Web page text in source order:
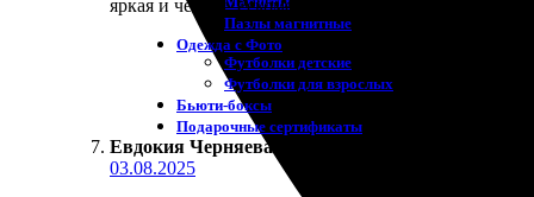
Пазлы магнитные
Одежда с Фото
Футболки детские
Футболки для взрослых
Бьюти-боксы
Подарочные сертификаты
яркая и четкая. Рекомендую!
Евдокия Черняева
03.08.2025